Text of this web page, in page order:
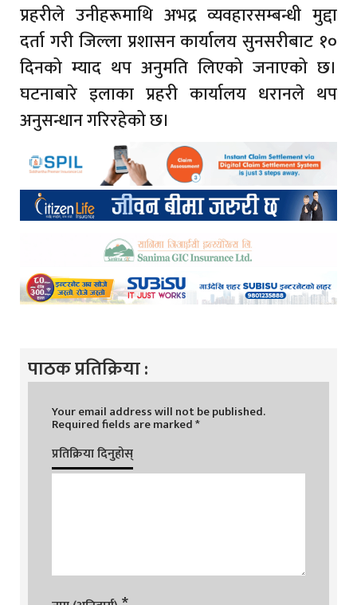
प्रहरीले उनीहरूमाथि अभद्र व्यवहारसम्बन्धी मुद्दा
दर्ता गरी जिल्ला प्रशासन कार्यालय सुनसरीबाट १०
दिनको म्याद थप अनुमति लिएको जनाएको छ।
घटनाबारे इलाका प्रहरी कार्यालय धरानले थप
अनुसन्धान गरिरहेको छ।
पाठक प्रतिक्रिया :
Your email address will not be published.
Required fields are marked*
प्रतिक्रिया दिनुहोस्